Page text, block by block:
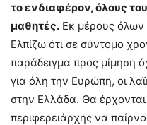
το ενδιαφέρον, όλους
μαθητές. Εκ μέρους
Ελπίζω ότι σε σύντομο
παράδειγμα προς μίμηση
για όλη την Ευρώπη, οι
στην Ελλάδα. Θα
περιφερειάρχης να